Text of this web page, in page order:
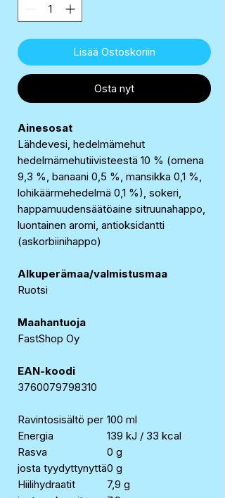
Lisää Ostoskoriin
Osta nyt
Ainesosat
Lähdevesi, hedelmämehut
hedelmämehutiivisteestä 10 % (omena
9,3 %, banaani 0,5 %, mansikka 0,1 %,
lohikäärmehedelmä 0,1 %), sokeri,
happamuudensäätöaine sitruunahappo,
luontainen aromi, antioksidantti
(askorbiinihappo)
Alkuperämaa/valmistusmaa
Ruotsi
Maahantuoja
FastShop Oy
EAN-koodi
3760079798310
Ravintosisältö per 100 ml
Energia
139 kJ / 33 kcal
Rasva
0 g
josta tyydyttynyttä0 g
Hiilihydraatit
7,9 g